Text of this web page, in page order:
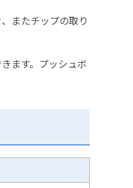
またチップの取り
ます。プッシュボ